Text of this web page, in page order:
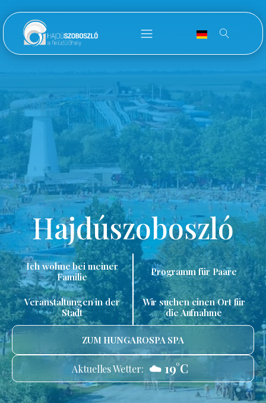
Hajdúszoboszló
Ich wohne bei meiner
Familie
Programm für Paare
Veranstaltungen in der
Stadt
Wir suchen einen Ort für
die Aufnahme
ZUM HUNGAROSPA SPA
Aktuelles Wetter: ☁️ 19°C